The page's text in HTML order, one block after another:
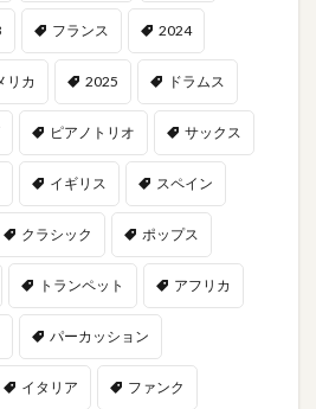
フランス 2024
リカ 2025 ドラムス
ピアノトリオ サックス
イギリス スペイン
クラシック ポップス
トランペット アフリカ
パーカッション
イタリア ファンク